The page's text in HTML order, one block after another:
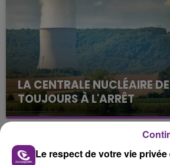
LA CENTRALE NUCLÉAIRE
TOUJOURS À L'ARRÊT
Cela fait déjà une semaine que
nucléaire ardennaise est à
justifiée par la sécheresse
présente.
Le respect de votre vie